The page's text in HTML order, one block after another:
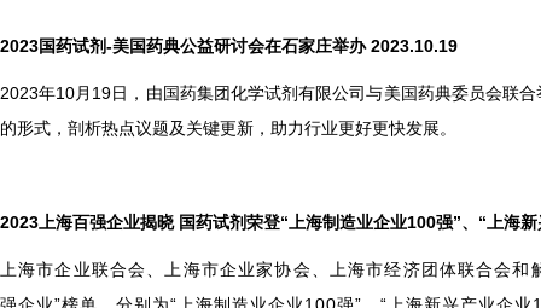
2023国药试剂-美国药典公益研讨会在石家庄举办 2023.10.19
2023年10月19日，由国药集团化学试剂有限公司与美国药典委员会联
的形式，剖析热点议题及关键更新，助力行业更好更快发展。
2023 上海百强企业揭晓 国药试剂荣登“上海制造业企业100强”、“上海
上海市企业联合会、上海市企业家协会、上海市经济团体联合会